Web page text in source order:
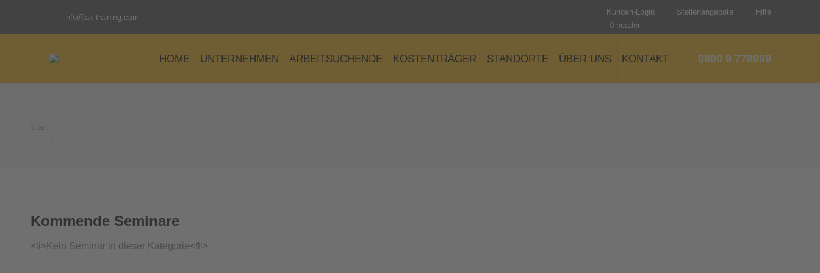
info@ak-training.com
Kunden-Login Stellenangebote
Hilfe
0-header
HOME UNTERNEHMEN ARBEITSUCHENDE KOSTENTRÄGER STANDORTE ÜBER UNS KONTAKT 0800 9 778899
Kommende Seminare
<li>Kein Seminar in dieser Kategorie</li>